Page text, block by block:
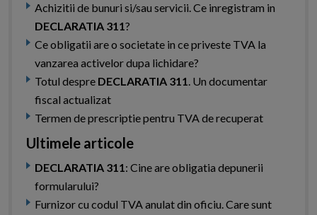
Achizitii de bunuri si/sau servicii. Ce inregistram in
DECLARATIA 311?
Ce obligatii are o societate in ce priveste TVA la
vanzarea activelor dupa lichidare?
Totul despre DECLARATIA 311. Un documentar
fiscal actualizat
Termen de prescriptie pentru TVA de recuperat
Ultimele articole
DECLARATIA 311: Cine are obligatia depunerii
formularului?
Furnizor cu codul TVA anulat din oficiu. Care sunt